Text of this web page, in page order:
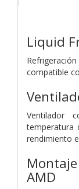
Liquid
compatible
Ventilador
temperatura
rendimiento
AMD